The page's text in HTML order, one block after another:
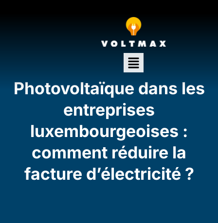
Photovoltaïque dans les
entreprises
luxembourgeoises :
comment réduire la
facture d’électricité ?